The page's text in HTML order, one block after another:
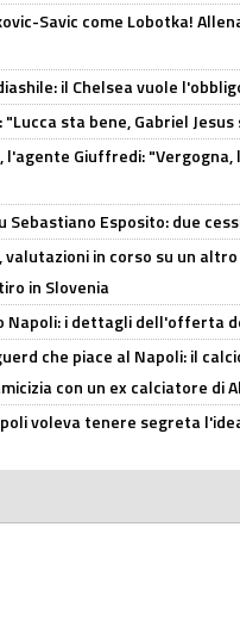
Savic come Lobotka!
il Chelsea vuole
"Lucca sta bene, Gabriel
l'agente Giuffredi:
Sebastiano Esposito: due
valutazioni in corso su un
in Slovenia
Napoli: i dettagli dell'offerta
che piace al Napoli: il
con un ex calciatore di
voleva tenere segreta